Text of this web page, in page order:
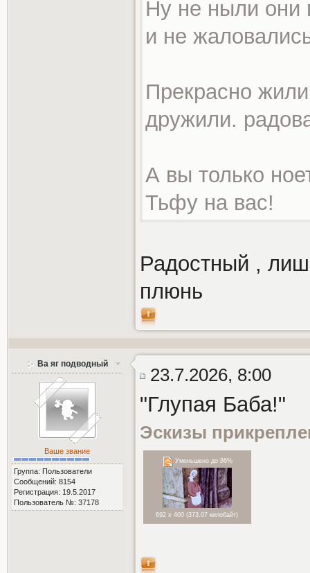
Ну не ныли они
и не
Прекрасно
дружили.
А вы только
Тьфу на вас!
Радостный ,
плюнь
Ва яг подводный
Ваше звание
Группа: Пользователи
Сообщений: 8154
Регистрация: 19.5.2017
Пользователь №: 37178
23.7.2026, 8:00
"Глупая Баба!"
Эскизы
Уменьшено до 86%
692 x 400 (373.07 килобайт)